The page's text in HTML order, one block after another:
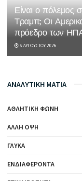
Είναι ο πόλεμος
Τραμπ; Οι
πρόεδρο των
6 ΑΥΓΟΎΣΤΟΥ 2026
ΑΝΑΛΥΤΙΚΗ ΜΑΤΙΑ
ΑΘΛΗΤΙΚΉ ΦΩΝΉ
ΆΛΛΗ ΌΨΗ
ΓΛΥΚΆ
ΕΝΔΙΑΦΈΡΟΝΤΑ